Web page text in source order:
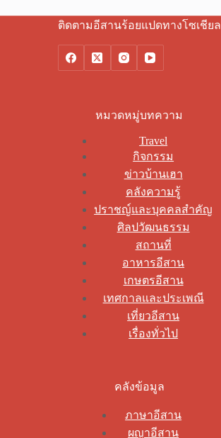
ติดตามอีสานร้อยแปดทางโซเชียล
หมวดหมู่บทความ
Travel
กิจกรรม
ข่าวบ้านเฮา
คลังความรู้
ปราชญ์และบุคคลสำคัญ
ศิลปวัฒนธรรม
สถานที่
อาหารอีสาน
เกษตรอีสาน
เทศกาลและประเพณี
เที่ยวอีสาน
เรื่องทั่วไป
คลังข้อมูล
ภาษาอีสาน
ผญาอีสาน